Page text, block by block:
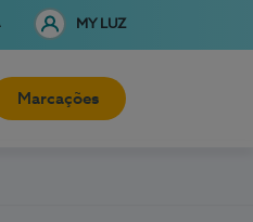
MY LUZ
Marcações